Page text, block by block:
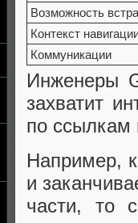
Возможность
Контекст
Коммуникации
Инженеры
захватит
по ссылкам
Например,
и
части, то